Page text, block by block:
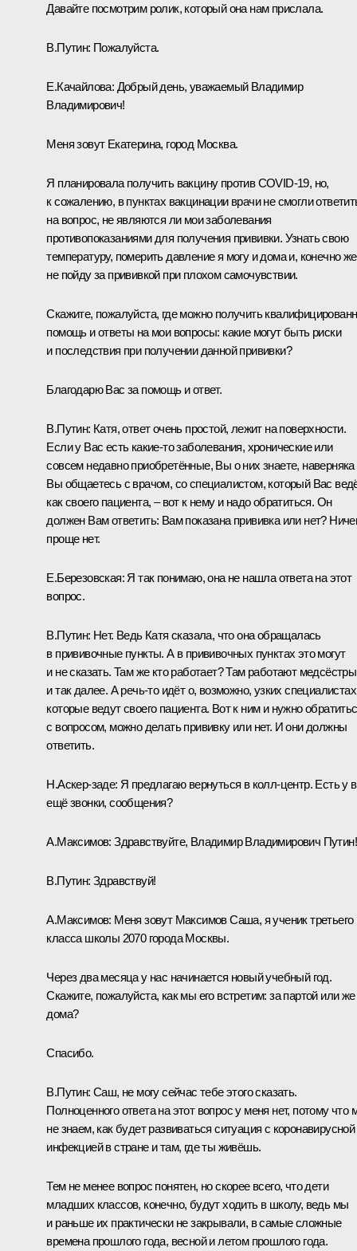
Давайте посмотрим ролик, который она нам прислала.
В.Путин: Пожалуйста.
Е.Качайлова: Добрый день, уважаемый Владимир
Владимирович!
Меня зовут Екатерина, город Москва.
Я планировала получить вакцину против COVID-19, но,
к сожалению, в пунктах вакцинации врачи не смогли
на вопрос, не являются ли мои заболевания
противопоказаниями для получения прививки. Узнать свою
температуру, померить давление я могу и дома и, конечно
не пойду за прививкой при плохом самочувствии.
Скажите, пожалуйста, где можно получить
помощь и ответы на мои вопросы: какие могут быть риски
и последствия при получении данной прививки?
Благодарю Вас за помощь и ответ.
В.Путин: Катя, ответ очень простой, лежит на поверхности.
Если у Вас есть какие-то заболевания, хронические или
совсем недавно приобретённые, Вы о них знаете, наверняка
Вы общаетесь с врачом, со специалистом, который Вас
как своего пациента, ‒ вот к нему и надо обратиться. Он
должен Вам ответить: Вам показана прививка или нет?
проще нет.
Е.Березовская: Я так понимаю, она не нашла ответа на этот
вопрос.
В.Путин: Нет. Ведь Катя сказала, что она обращалась
в прививочные пункты. А в прививочных пунктах это могут
и не сказать. Там же кто работает? Там работают медсёстры
и так далее. А речь-то идёт о, возможно, узких
которые ведут своего пациента. Вот к ним и нужно
с вопросом, можно делать прививку или нет. И они должны
ответить.
Н.Аскер-заде: Я предлагаю вернуться в колл-центр. Есть у
ещё звонки, сообщения?
А.Максимов: Здравствуйте, Владимир Владимирович Путин!
В.Путин: Здравствуй!
А.Максимов: Меня зовут Максимов Саша, я ученик третьего
класса школы 2070 города Москвы.
Через два месяца у нас начинается новый учебный год.
Скажите, пожалуйста, как мы его встретим: за партой или же
дома?
Спасибо.
В.Путин: Саш, не могу сейчас тебе этого сказать.
Полноценного ответа на этот вопрос у меня нет, потому что
не знаем, как будет развиваться ситуация с коронавирусной
инфекцией в стране и там, где ты живёшь.
Тем не менее вопрос понятен, но скорее всего, что дети
младших классов, конечно, будут ходить в школу, ведь мы
и раньше их практически не закрывали, в самые сложные
времена прошлого года, весной и летом прошлого года.